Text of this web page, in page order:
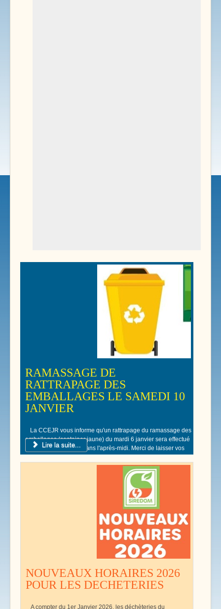
RAMASSAGE DE
RATTRAPAGE DES
EMBALLAGES LE SAMEDI 10
JANVIER
La CCEJR vous informe qu'un rattrapage du ramassage des
emballages (container jaune) du mardi 6 janvier sera effectué
le samedi 10 Janvier dans l'après-midi. Merci de laisser vos
poubelles jaunes devant votre domicile.
Lire la suite...
NOUVEAUX HORAIRES 2026
POUR LES DECHETERIES
A compter du 1er Janvier 2026, les déchèteries du